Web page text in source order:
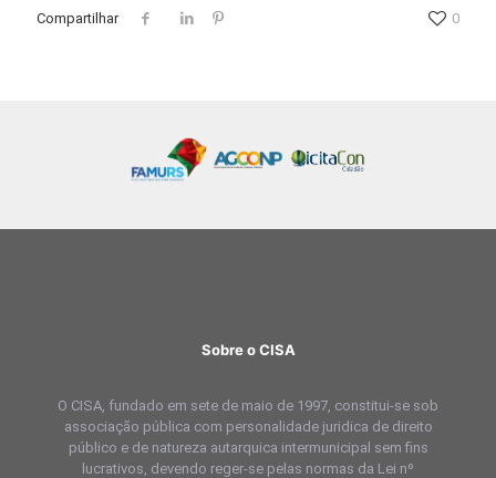
Compartilhar 0
Sobre o CISA
O CISA, fundado em sete de maio de 1997, constitui-se sob
associação pública com personalidade juridica de direito
público e de natureza autarquica intermunicipal sem fins
lucrativos, devendo reger-se pelas normas da Lei nº